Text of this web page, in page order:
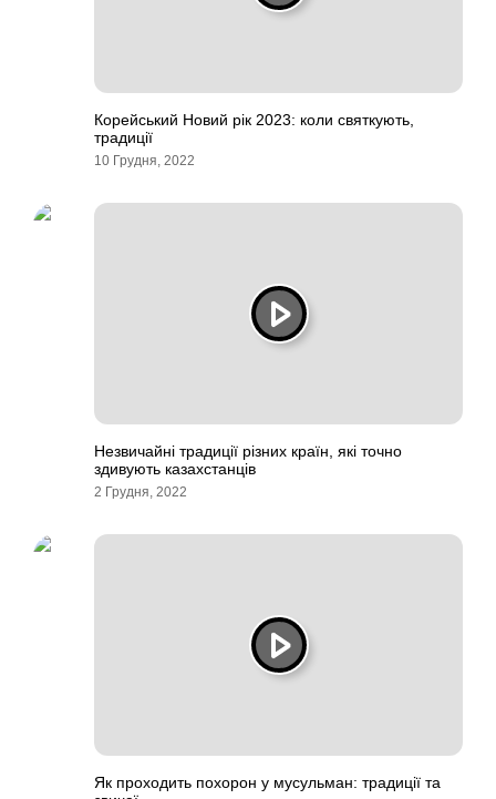
Корейський Новий рік 2023: коли святкують,
традиції
10 Грудня, 2022
Незвичайні традиції різних країн, які точно
здивують казахстанців
2 Грудня, 2022
Як проходить похорон у мусульман: традиції та